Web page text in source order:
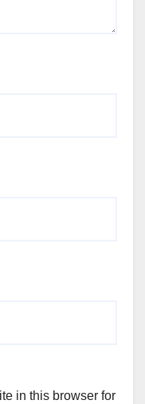
in this browser for